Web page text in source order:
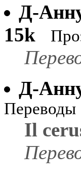
Д-
15k
Д-
Переводы
Il